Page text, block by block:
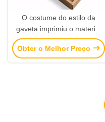
O costume do estilo da
gaveta imprimiu o material
durável do papel de
embalagem das caixas 350g
Obter o Melhor Preço